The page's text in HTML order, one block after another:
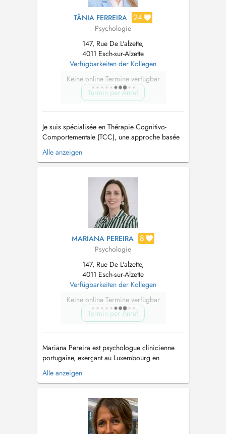
TÂNIA FERREIRA 24
Psychologie
147, Rue De L'alzette,
4011 Esch-sur-Alzette
Verfügbarkeiten der Kollegen
Keine online Termine verfügbar
Termin per Anruf
Je suis spécialisée en Thérapie Cognitivo-
Comportementale (TCC), une approche basée
sur des méthodes scientifiquement validées,
centrée sur l'identification et la transformation
bien-être mental. J'accompagne les enfants,
adolescents et adultes dans l...
Alle anzeigen
MARIANA PEREIRA 8
Psychologie
147, Rue De L'alzette,
4011 Esch-sur-Alzette
Verfügbarkeiten der Kollegen
Keine online Termine verfügbar
Termin per Anruf
Mariana Pereira est psychologue clinicienne
portugaise, exerçant au Luxembourg en
pratique privée depuis 2019. Diplômée en
psychologie de lUniversité Lusófona de
en psychologie clinique et de la santé. Elle est
reconnue comme spécialiste en psycho...
Alle anzeigen